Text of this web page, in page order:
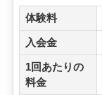
体験料
入会金
1回あたりの
料金